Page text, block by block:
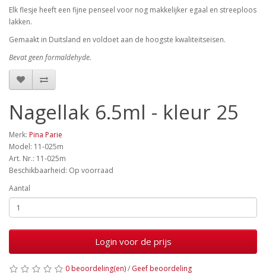
Elk flesje heeft een fijne penseel voor nog makkelijker egaal en streeploos
lakken.
Gemaakt in Duitsland en voldoet aan de hoogste kwaliteitseisen.
Bevat geen formaldehyde.
Nagellak 6.5ml - kleur 25
Merk: Pina Parie
Model: 11-025m
Art. Nr.: 11-025m
Beschikbaarheid: Op voorraad
Aantal
Login voor de prijs
0 beoordeling(en)/ Geef beoordeling